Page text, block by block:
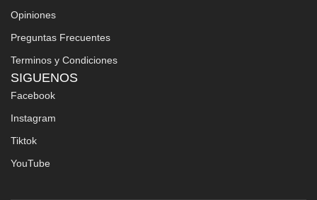
Opiniones
Preguntas Frecuentes
Terminos y Condiciones
SIGUENOS
Facebook
Instagram
Tiktok
YouTube